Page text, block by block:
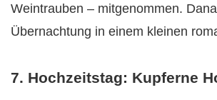
Weintrauben – mitgenommen.
Übernachtung in einem kleinen
7. Hochzeitstag: Kupferne